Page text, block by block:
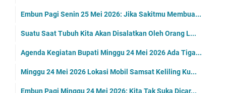
Embun Pagi Senin 25 Mei 2026: Jika Sakitmu Membua...
Suatu Saat Tubuh Kita Akan Disalatkan Oleh Orang L...
Agenda Kegiatan Bupati Minggu 24 Mei 2026 Ada Tiga...
Minggu 24 Mei 2026 Lokasi Mobil Samsat Keliling Ku...
Embun Pagi Minggu 24 Mei 2026: Kita Tak Suka Dicar...